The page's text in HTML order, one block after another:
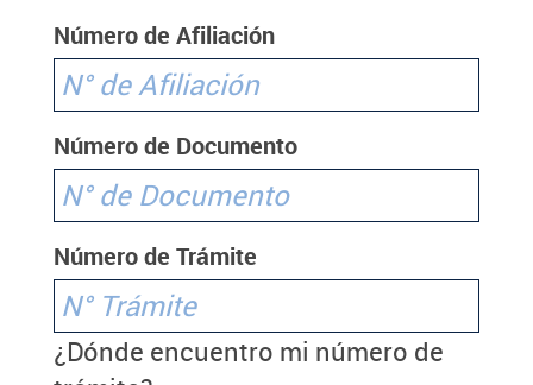
Número de Afiliación
Número de Documento
Número de Trámite
¿Dónde encuentro mi número de